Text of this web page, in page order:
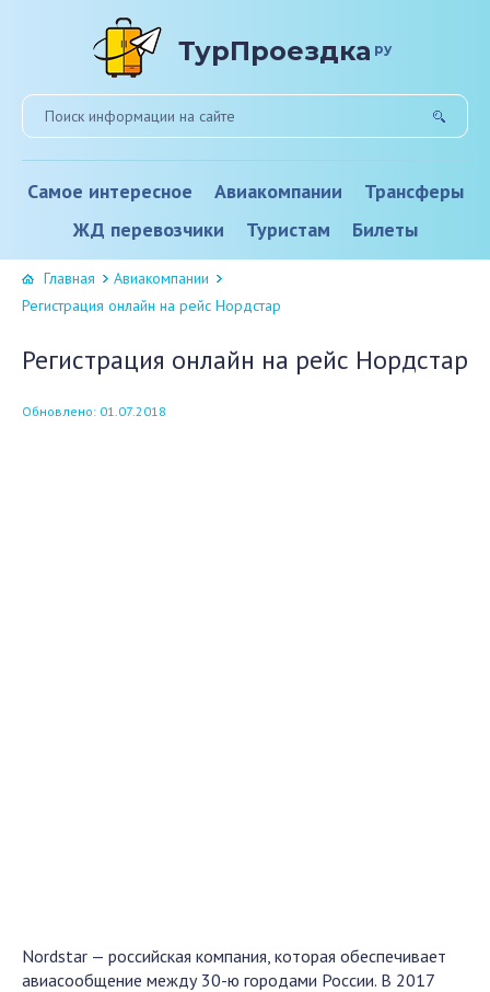
ТурПроездка ру
Самое интересное Авиакомпании
Трансферы
ЖД перевозчики
Туристам Билеты
Главная
Авиакомпании
Регистрация онлайн на рейс Нордстар
Регистрация онлайн на рейс Нордстар
Обновлено: 01.07.2018
Nordstar — российская компания, которая обеспечивает
авиасообщение между 30-ю городами России. В 2017